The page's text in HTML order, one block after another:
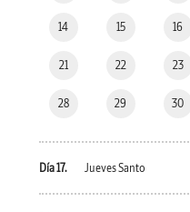
14 15 16
21 22 23
28 29 30
Día 17. Jueves Santo